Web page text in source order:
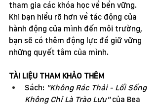
tham gia các khóa học về bền vững.
Khi bạn hiểu rõ hơn về tác động của
hành động của mình đến môi trường,
bạn sẽ có thêm động lực để giữ vững
những quyết tâm của mình.
TÀI LIỆU THAM KHẢO THÊM
Sách: "Không Rác Thải - Lối Sống
Không Chỉ Là Trào Lưu" của Bea